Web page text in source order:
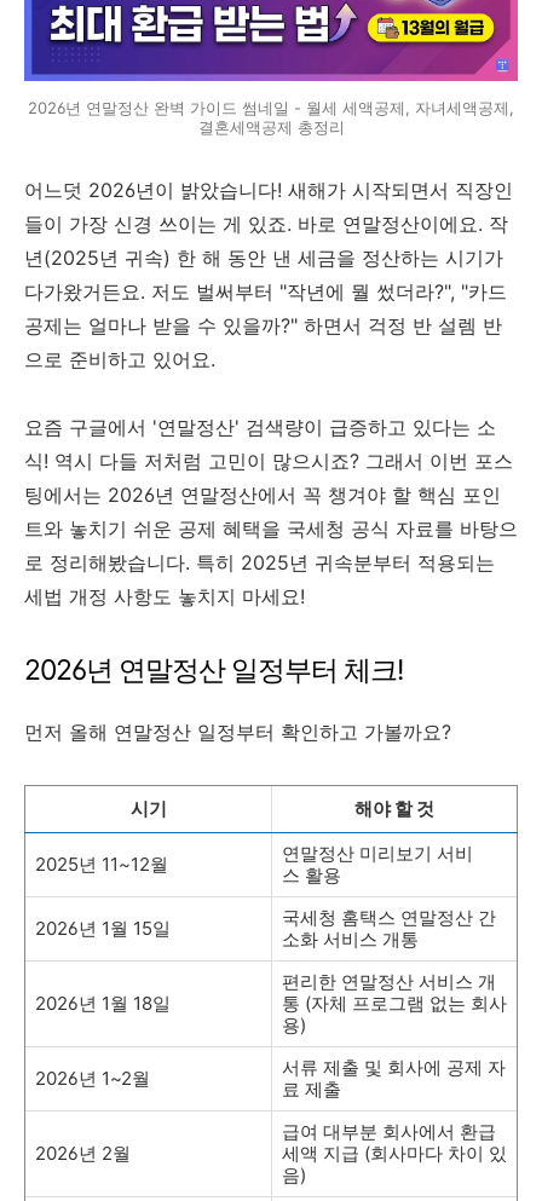
2026년 연말정산 완벽 가이드 썸네일 - 월세 세액공제, 자녀세액공제,
결혼세액공제 총정리
어느덧 2026년이 밝았습니다! 새해가 시작되면서 직장인
들이 가장 신경 쓰이는 게 있죠. 바로 연말정산이에요. 작
년(2025년 귀속) 한 해 동안 낸 세금을 정산하는 시기가
다가왔거든요. 저도 벌써부터 "작년에 뭘 썼더라?", "카드
공제는 얼마나 받을 수 있을까?" 하면서 걱정 반 설렘 반
으로 준비하고 있어요.
요즘 구글에서 '연말정산' 검색량이 급증하고 있다는 소
식! 역시 다들 저처럼 고민이 많으시죠? 그래서 이번 포스
팅에서는 2026년 연말정산에서 꼭 챙겨야 할 핵심 포인
트와 놓치기 쉬운 공제 혜택을 국세청 공식 자료를 바탕으
로 정리해봤습니다. 특히 2025년 귀속분부터 적용되는
세법 개정 사항도 놓치지 마세요!
2026년 연말정산 일정부터 체크!
먼저 올해 연말정산 일정부터 확인하고 가볼까요?
시기 해야 할 것
2025년 11~12월
연말정산 미리보기 서비
스 활용
2026년 1월 15일
국세청 홈택스 연말정산 간
소화 서비스 개통
2026년 1월 18일
편리한 연말정산 서비스 개
통 (자체 프로그램 없는 회사
용)
2026년 1~2월
서류 제출 및 회사에 공제 자
료 제출
2026년 2월
급여 대부분 회사에서 환급
세액 지급 (회사마다 차이 있
음)